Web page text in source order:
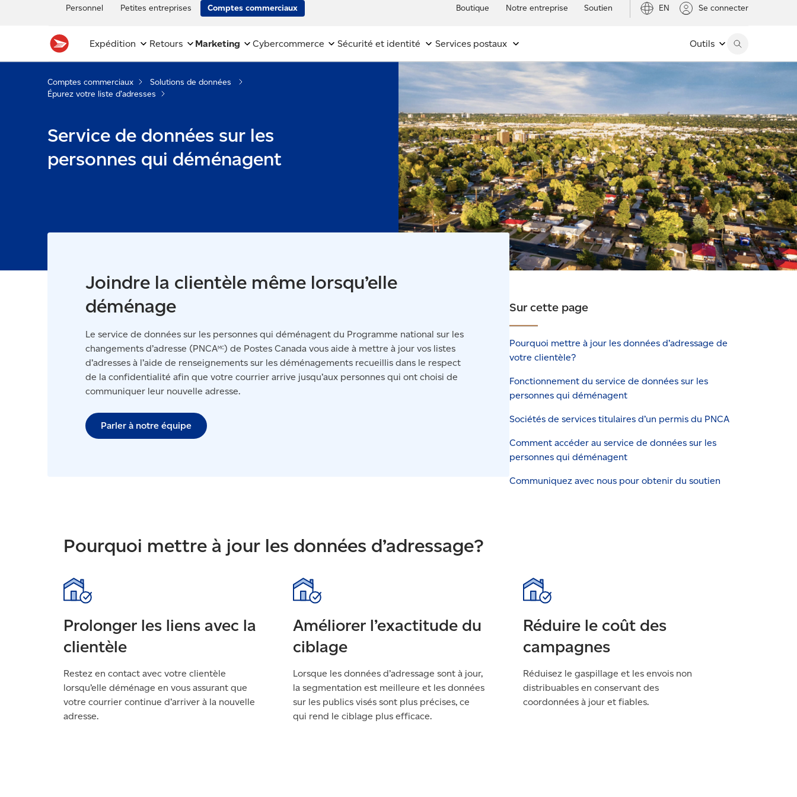
Personnel Petites entreprises Comptes commerciaux Boutique Notre entreprise Soutien EN Se connecter
Expédition Retours Marketing Cybercommerce Sécurité et identité Services postaux Outils
Comptes commerciaux
Solutions de données
Épurez votre liste d’adresses
Service de données sur les
personnes qui déménagent
Joindre la clientèle même lorsqu’elle
déménage
Le service de données sur les personnes qui déménagent du Programme national sur les
changements d’adresse (PNCAMC) de Postes Canada vous aide à mettre à jour vos listes
d’adresses à l’aide de renseignements sur les déménagements recueillis dans le respect
de la confidentialité afin que votre courrier arrive jusqu’aux personnes qui ont choisi de
communiquer leur nouvelle adresse.
Parler à notre équipe
Sur cette page
Pourquoi mettre à jour les données d’adressage de
votre clientèle?
Fonctionnement du service de données sur les
personnes qui déménagent
Sociétés de services titulaires d’un permis du PNCA
Comment accéder au service de données sur les
personnes qui déménagent
Communiquez avec nous pour obtenir du soutien
Pourquoi mettre à jour les données d’adressage?
Prolonger les liens avec la
clientèle
Restez en contact avec votre clientèle
lorsqu’elle déménage en vous assurant que
votre courrier continue d’arriver à la nouvelle
adresse.
Améliorer l’exactitude du
ciblage
Lorsque les données d’adressage sont à jour,
la segmentation est meilleure et les données
sur les publics visés sont plus précises, ce
qui rend le ciblage plus efficace.
Réduire le coût des
campagnes
Réduisez le gaspillage et les envois non
distribuables en conservant des
coordonnées à jour et fiables.